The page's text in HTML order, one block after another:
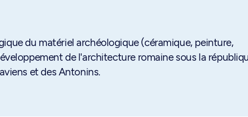
du matériel archéologique (céramique, peinture,
de l'architecture romaine sous la
et des Antonins.